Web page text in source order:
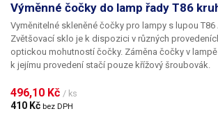
Výměnné čočky do lamp řady T86
Vyměnitelné skleněné čočky pro lampy s lupou T86
Zvětšovací sklo je k dispozici v různých
optickou mohutností čočky. Záměna čočky v
k jejímu provedení stačí pouze křížový šroubovák.
496,10 Kč / ks
410 Kč bez DPH